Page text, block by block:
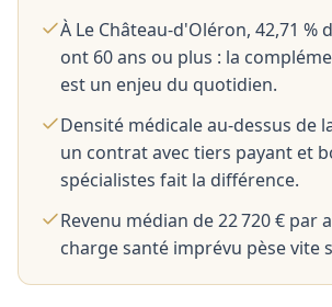
À Le Château-d'Oléron, 42,71 %
ont 60 ans ou plus : la
est un enjeu du quotidien.
Densité médicale au-dessus de
un contrat avec tiers payant et
spécialistes fait la différence.
Revenu médian de 22 720 € par
charge santé imprévu pèse vite